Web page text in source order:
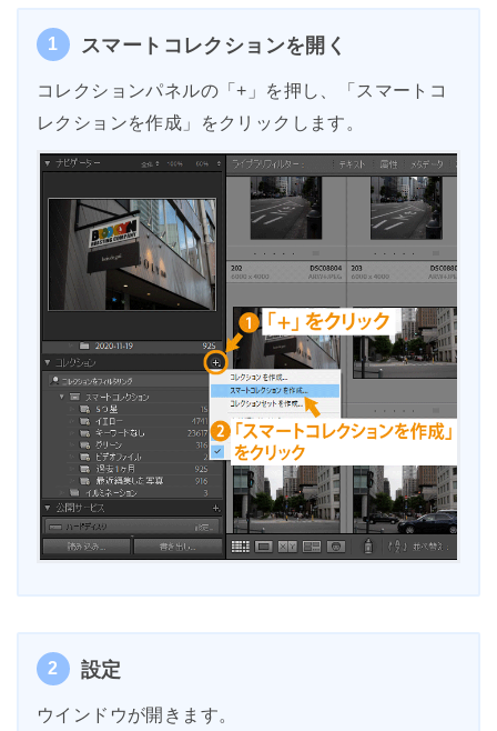
1 スマートコレクションを開く
コレクションパネルの「+」を押し、「スマートコ
レクションを作成」をクリックします。
2 設定
ウインドウが開きます。